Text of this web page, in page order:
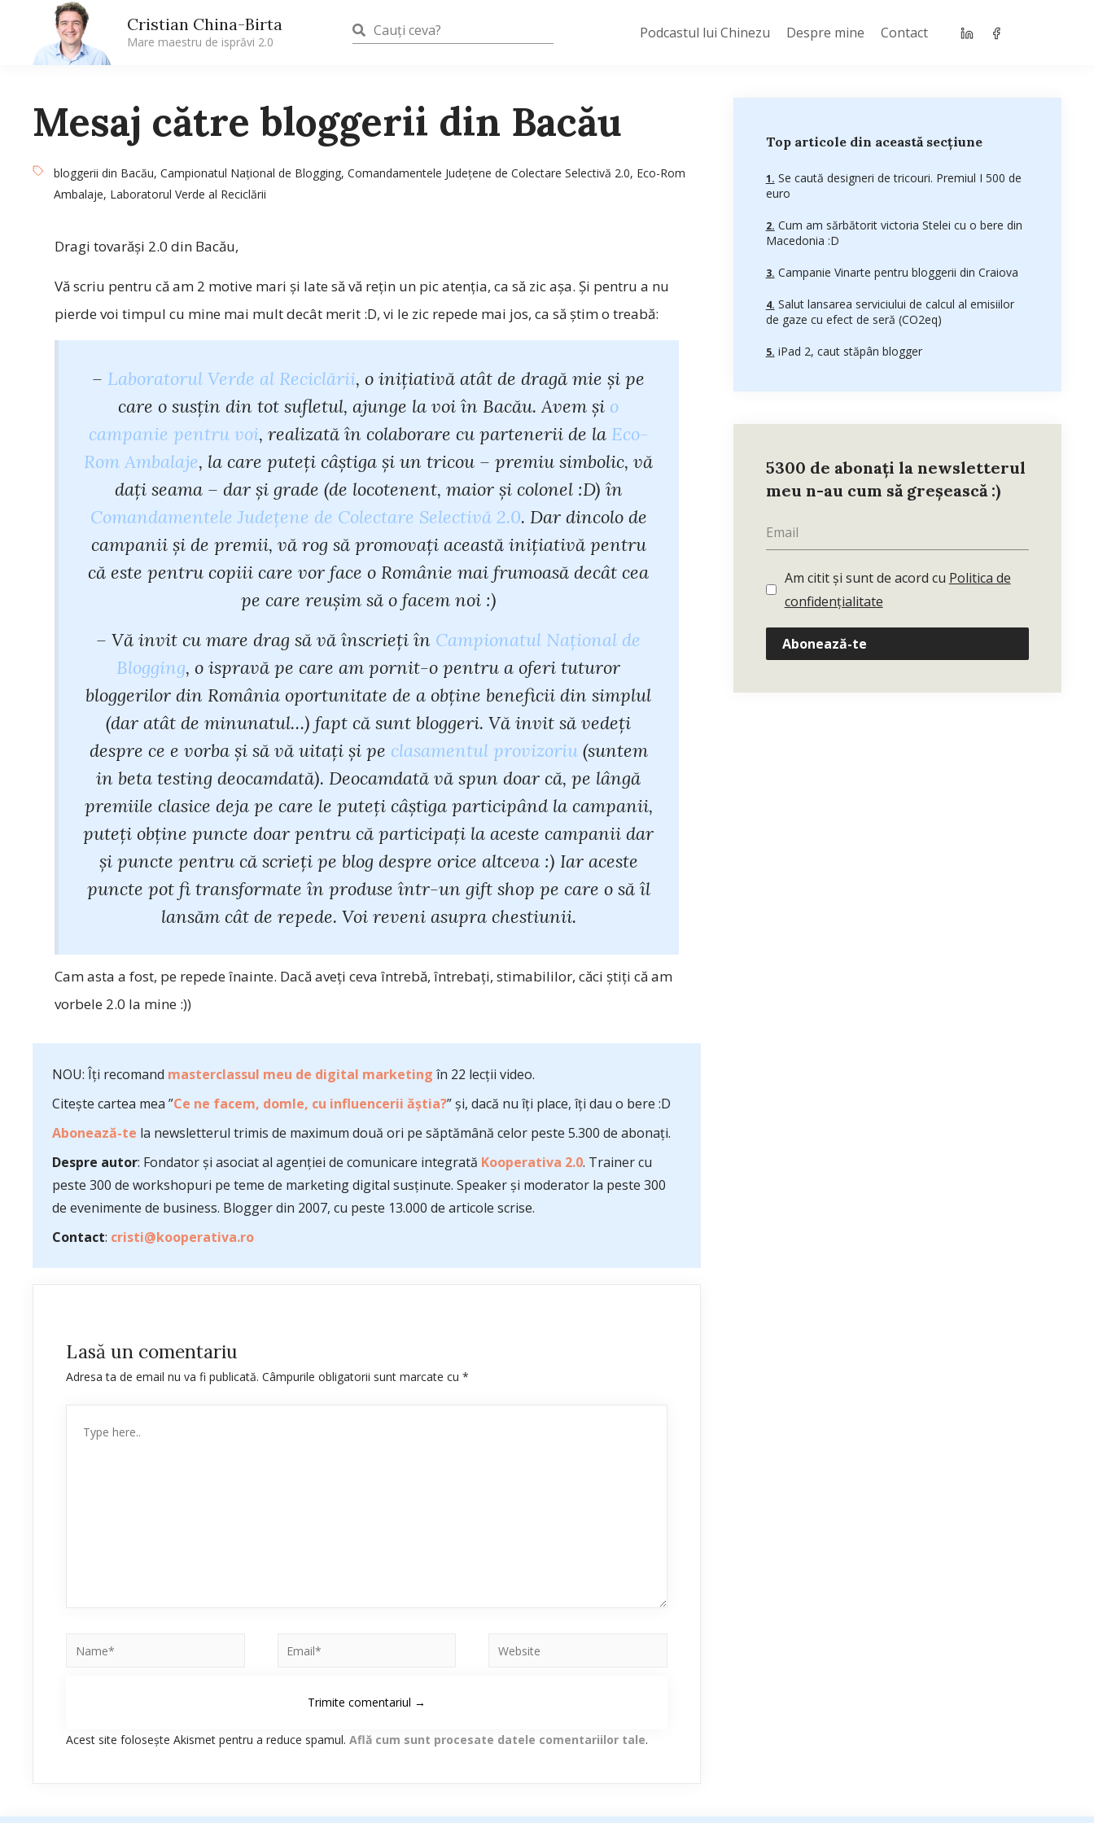
Cristian China-Birta
Mare maestru de isprăvi 2.0
Podcastul lui Chinezu Despre mine Contact
Mesaj către bloggerii din Bacău
bloggerii din Bacău, Campionatul Naţional de Blogging, Comandamentele Judeţene de Colectare Selectivă 2.0, Eco-Rom
Ambalaje, Laboratorul Verde al Reciclării
Dragi tovarăşi 2.0 din Bacău,
Vă scriu pentru că am 2 motive mari şi late să vă reţin un pic atenţia, ca să zic aşa. Şi pentru a nu
pierde voi timpul cu mine mai mult decât merit :D, vi le zic repede mai jos, ca să ştim o treabă:
– Laboratorul Verde al Reciclării, o iniţiativă atât de dragă mie şi pe
care o susţin din tot sufletul, ajunge la voi în Bacău. Avem şi o
campanie pentru voi, realizată în colaborare cu partenerii de la Eco-
Rom Ambalaje, la care puteţi câştiga şi un tricou – premiu simbolic, vă
daţi seama – dar şi grade (de locotenent, maior şi colonel :D) în
Comandamentele Judeţene de Colectare Selectivă 2.0. Dar dincolo de
campanii şi de premii, vă rog să promovaţi această iniţiativă pentru
că este pentru copiii care vor face o Românie mai frumoasă decât cea
pe care reuşim să o facem noi :)
– Vă invit cu mare drag să vă înscrieţi în Campionatul Naţional de
Blogging, o ispravă pe care am pornit-o pentru a oferi tuturor
bloggerilor din România oportunitate de a obţine beneficii din simplul
(dar atât de minunatul…) fapt că sunt bloggeri. Vă invit să vedeţi
despre ce e vorba şi să vă uitaţi şi pe clasamentul provizoriu(suntem
in beta testing deocamdată). Deocamdată vă spun doar că, pe lângă
premiile clasice deja pe care le puteţi câştiga participând la campanii,
puteţi obţine puncte doar pentru că participaţi la aceste campanii dar
şi puncte pentru că scrieţi pe blog despre orice altceva :) Iar aceste
puncte pot fi transformate în produse într-un gift shop pe care o să îl
lansăm cât de repede. Voi reveni asupra chestiunii.
Cam asta a fost, pe repede înainte. Dacă aveţi ceva întrebă, întrebaţi, stimabililor, căci ştiţi că am
vorbele 2.0 la mine :))
NOU: Îți recomand masterclassul meu de digital marketing în 22 lecții video.
Citește cartea mea ”Ce ne facem, domle, cu influencerii ăștia?” și, dacă nu îți place, îți dau o bere :D
Abonează-te la newsletterul trimis de maximum două ori pe săptămână celor peste 5.300 de abonați.
Despre autor: Fondator și asociat al agenției de comunicare integrată Kooperativa 2.0. Trainer cu
peste 300 de workshopuri pe teme de marketing digital susținute. Speaker și moderator la peste 300
de evenimente de business. Blogger din 2007, cu peste 13.000 de articole scrise.
Contact: cristi@kooperativa.ro
Lasă un comentariu
Adresa ta de email nu va fi publicată. Câmpurile obligatorii sunt marcate cu *
Acest site folosește Akismet pentru a reduce spamul. Află cum sunt procesate datele comentariilor tale.
Top articole din această secțiune
Se caută designeri de tricouri. Premiul I 500 de
euro
Cum am sărbătorit victoria Stelei cu o bere din
Macedonia :D
Campanie Vinarte pentru bloggerii din Craiova
Salut lansarea serviciului de calcul al emisiilor
de gaze cu efect de seră (CO2eq)
iPad 2, caut stăpân blogger
5300 de abonați la newsletterul
meu n-au cum să greșească :)
Am citit și sunt de acord cu Politica de
confidențialitate
Abonează-te